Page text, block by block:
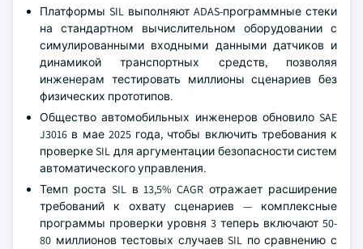
Платформы SIL выполняют ADAS-программные стеки
на стандартном вычислительном оборудовании с
симулированными входными данными датчиков и
динамикой транспортных средств, позволяя
инженерам тестировать миллионы сценариев без
физических прототипов.
Общество автомобильных инженеров обновило SAE
J3016 в мае 2025 года, чтобы включить требования к
проверке SIL для аргументации безопасности систем
автоматического управления.
Темп роста SIL в 13,5% CAGR отражает расширение
требований к охвату сценариев — комплексные
программы проверки уровня 3 теперь включают 50-
80 миллионов тестовых случаев SIL по сравнению с